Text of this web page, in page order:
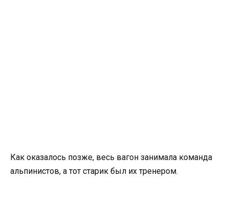
Как оказалось позже, весь вагон занимала команда
альпинистов, а тот старик был их тренером.